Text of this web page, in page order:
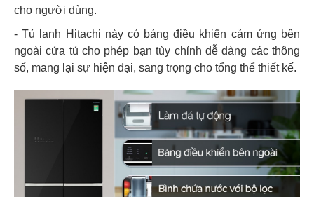
cho người dùng.
-Tủ lạnh Hitachi này có bảng điều khiển cảm ứng bên
ngoài cửa tủ cho phép bạn tùy chỉnh dễ dàng các thông
số, mang lại sự hiện đại, sang trọng cho tổng thể thiết kế.